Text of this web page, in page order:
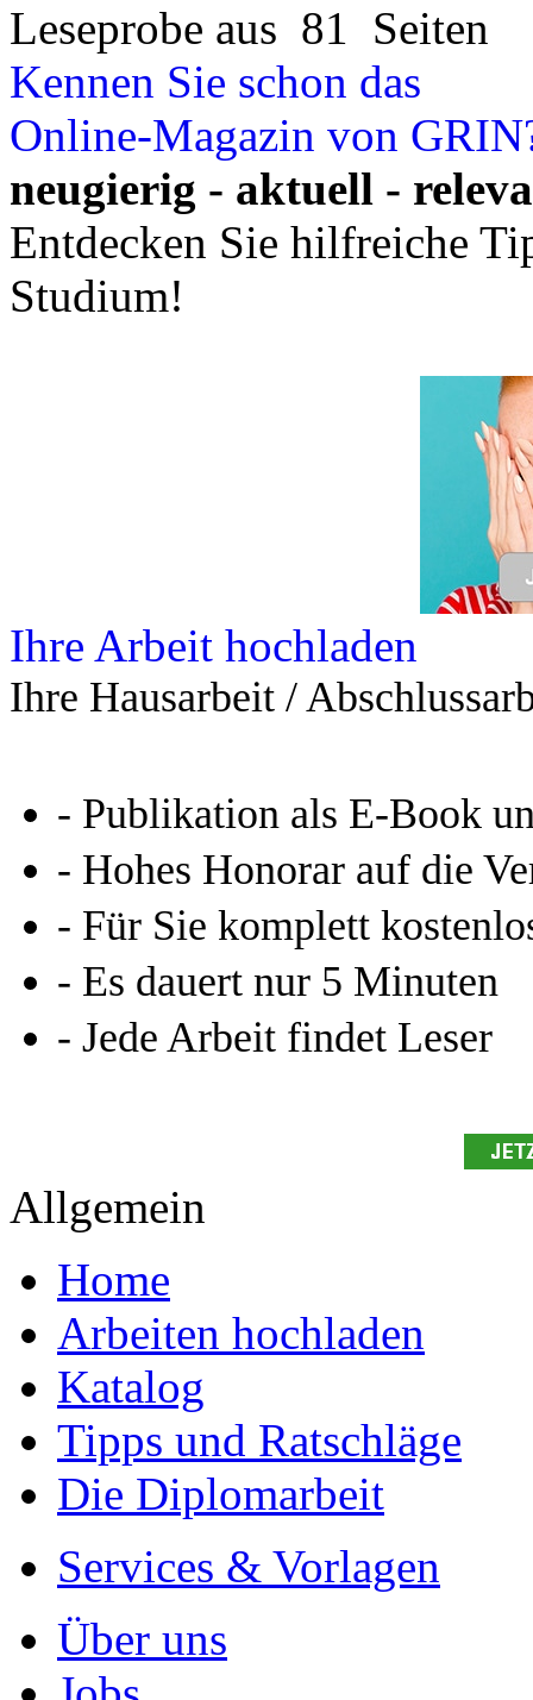
Leseprobe aus 81 Seiten
Kennen Sie schon das
Online-Magazin von
neugierig - aktuell -
Entdecken Sie hilfreiche
Studium!
Ihre Arbeit hochladen
Ihre Hausarbeit /
- Publikation als E-Book
- Hohes Honorar auf die
- Für Sie komplett
- Es dauert nur 5 Minuten
- Jede Arbeit findet Leser
Allgemein
Home
Arbeiten hochladen
Katalog
Tipps und Ratschläge
Die Diplomarbeit
Services & Vorlagen
Über uns